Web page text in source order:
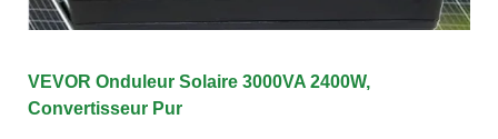
VEVOR Onduleur Solaire 3000VA 2400W,
Convertisseur Pur